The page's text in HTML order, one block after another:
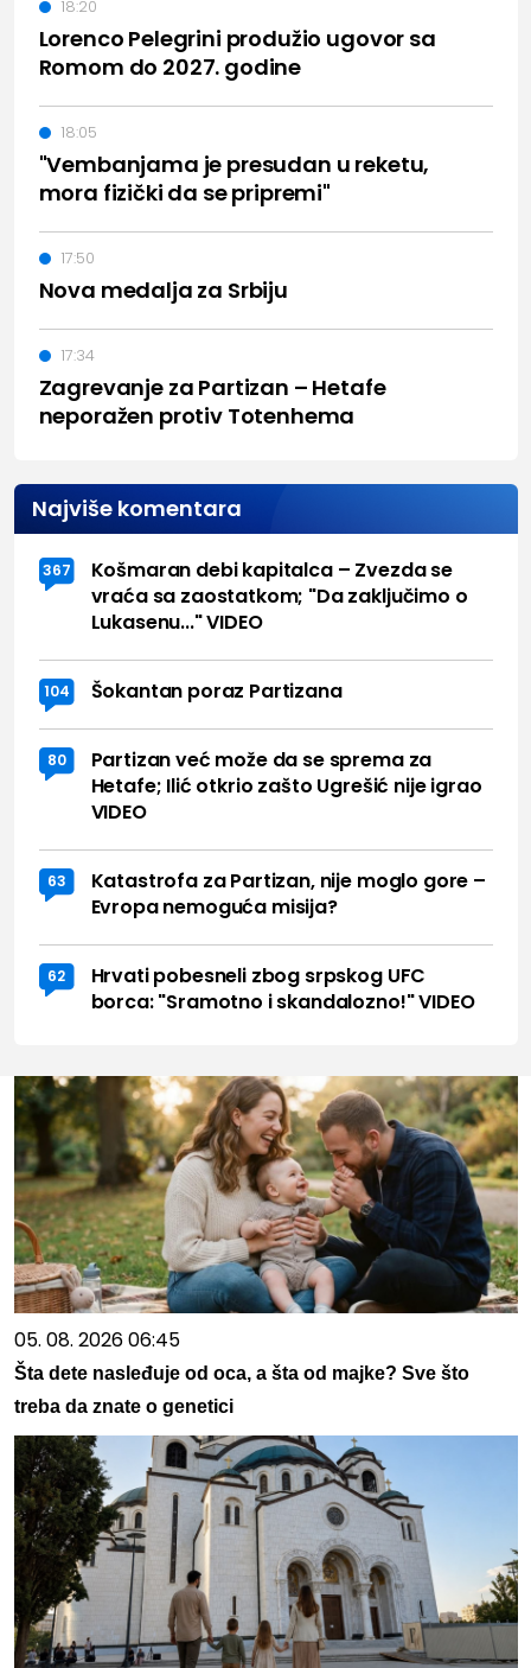
Lorenco Pelegrini produžio ugovor sa
Romom do 2027. godine
18:20
"Vembanjama je presudan u reketu,
mora fizički da se pripremi"
18:05
Nova medalja za Srbiju
17:50
Zagrevanje za Partizan – Hetafe
neporažen protiv Totenhema
17:34
Najviše komentara
367
Košmaran debi kapitalca – Zvezda se
vraća sa zaostatkom; "Da zaključimo o
Lukasenu..." VIDEO
104 Šokantan poraz Partizana
80
Partizan već može da se sprema za
Hetafe; Ilić otkrio zašto Ugrešić nije igrao
VIDEO
63
Katastrofa za Partizan, nije moglo gore –
Evropa nemoguća misija?
62
Hrvati pobesneli zbog srpskog UFC
borca: "Sramotno i skandalozno!" VIDEO
05. 08. 2026 06:45
Šta dete nasleđuje od oca, a šta od majke? Sve što
treba da znate o genetici